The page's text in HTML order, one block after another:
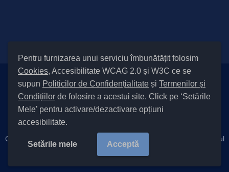
Pentru furnizarea unui serviciu îmbunătățit folosim
Cookies, Accesibilitate WCAG 2.0 și W3C ce se
supun Politicilor de Confidențialitate și Termenilor și
Condițiilor de folosire a acestui site. Click pe ‘Setările
Mele’ pentru activare/dezactivare opțiuni
accesibilitate.
Setările mele Acceptă
Setări Cookies și Accesibilitate
Informare cu privire la prelucrarea datelor|Politică de utilizare
| Termeni și condiții de utilizare a site-ului
Cod Județ 4 / Județul Bacău / Tipul UAT – 14 – C – Comună / Codul
SIRUTA al Unității Administrativ-Teritoriale 21855 / Cleja